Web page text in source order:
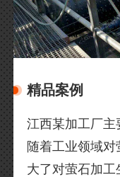
精品案例
江西某加工厂主
随着工业领域
大了对萤石加